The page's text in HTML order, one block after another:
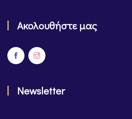
Ακολουθήστε μας
Newsletter